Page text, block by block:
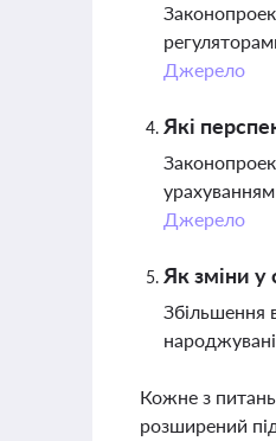
Джерело
Які
Джерело
Як зміни у
Збільшення
Кожне з
розширений